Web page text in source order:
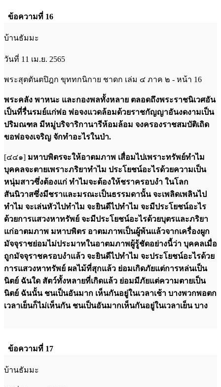
ข้อความที่ 16
บ้านธัมมะ
วันที่ 11 เม.ย. 2565
พระสุตตันตปิฎก ขุททกนิกาย ชาดก เล่ม ๔ ภาค ๒ - หน้า 16
พระคลัง พาหนะ และกองพลทั้งหลาย ตลอดถึงพระราชนิเวศอัน
เป็นที่รื่นรมย์แก่พ่อ พ่อจงแวดล้อมด้วยราชกัญญาอันงดงามเป็น
ปริมณฑล มีหมู่บริจาริกานารีห้อมล้อม จงครองราชสมบัติเถิด
ขอพ่อจงเจริญ จักทำอะไรในป่า.
[๔๔๑] มหาบพิตรจะให้อาตมภาพ เสื่อมไปเพราะทรัพย์ทำไม
บุคคลจะตายเพราะภริยาทำไม ประโยชน์อะไรด้วยความเป็น
หนุ่มสาวซึ่งต้องแก่ ทำไมจะต้องให้ชราครอบงำ ในโลก
สันนิวาสซึ่งมีชราและมรณะเป็นธรรมดานั้น จะเพลิดเพลินไป
ทำไม จะเล่นหัวไปทำไม จะยินดีไปทำไม จะมีประโยชน์อะไร
ด้วยการแสวงหาทรัพย์ จะมีประโยชน์อะไรด้วยบุตรและภริยา
แก่อาตมภาพ มหาบพิตร อาตมภาพเป็นผู้พ้นแล้วจากเครื่องผูก
มัจจุราชย่อมไม่ประมาทในอาตมภาพผู้รู้ชัดอย่างนี้ว่า บุคคลเมื่อ
ถูกมัจจุราชครอบงำแล้ว จะยินดีไปทำไม จะประโยชน์อะไรด้วย
การแสวงหาทรัพย์ ผลไม้ที่สุกแล้ว ย่อมเกิดภัยแต่การหล่นเป็น
นิตย์ ฉันใด สัตว์ทั้งหลายที่เกิดแล้ว ย่อมมีภัยแต่ความตายเป็น
นิตย์ ฉันนั้น ชนเป็นอันมาก เห็นกันอยู่ในเวลาเช้า บางพวกพอตก
เวลาเย็นก็ไม่เห็นกัน ชนเป็นอันมากเห็นกันอยู่ในเวลาเย็น บาง
ข้อความที่ 17
บ้านธัมมะ